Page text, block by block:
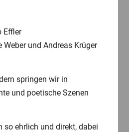
Effler
Weber und Andreas Krüger
springen wir in
und poetische Szenen
so ehrlich und direkt, dabei